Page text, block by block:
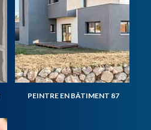
PEINTRE EN BÂTIMENT 87